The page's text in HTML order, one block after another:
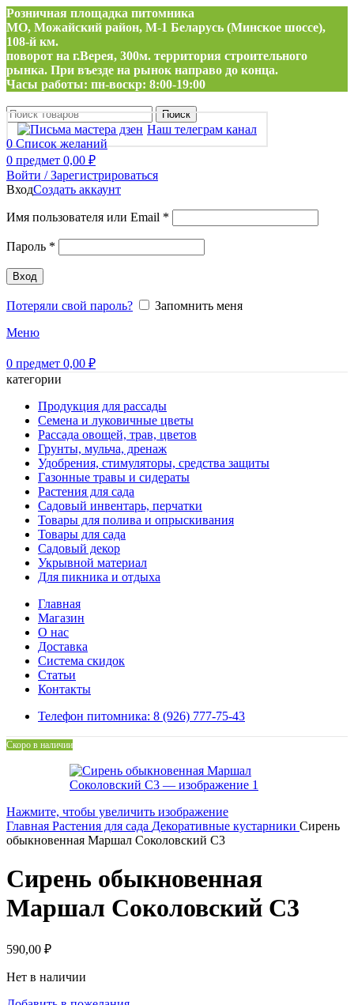
Розничная площадка питомника
МО, Можайский район, М-1 Беларусь (Минское шоссе),
108-й км.
поворот на г.Верея, 300м. территория строительного
рынка. При въезде на рынок направо до конца.
Часы работы: пн-воскр: 8:00-19:00
Поиск
Наш телеграм канал
0 Список желаний
0 предмет 0,00 ₽
Войти / Зарегистрироваться
ВходСоздать аккаунт
Имя пользователя или Email *
Пароль *
Вход
Потеряли свой пароль?
Запомнить меня
Меню
0 предмет 0,00 ₽
категории
Продукция для рассады
Семена и луковичные цветы
Рассада овощей, трав, цветов
Грунты, мульча, дренаж
Удобрения, стимуляторы, средства защиты
Газонные травы и сидераты
Растения для сада
Садовый инвентарь, перчатки
Товары для полива и опрыскивания
Товары для сада
Садовый декор
Укрывной материал
Для пикника и отдыха
Главная
Магазин
О нас
Доставка
Система скидок
Статьи
Контакты
Телефон питомника: 8 (926) 777-75-43
Скоро в наличии
Нажмите, чтобы увеличить изображение
Главная Растения для сада Декоративные кустарники Сирень
обыкновенная Маршал Соколовский С3
Сирень обыкновенная
Маршал Соколовский С3
590,00 ₽
Нет в наличии